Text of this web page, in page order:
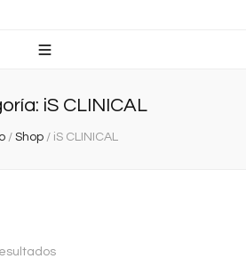
iS CLINICAL
/ Shop / iS CLINICAL
Ordenado